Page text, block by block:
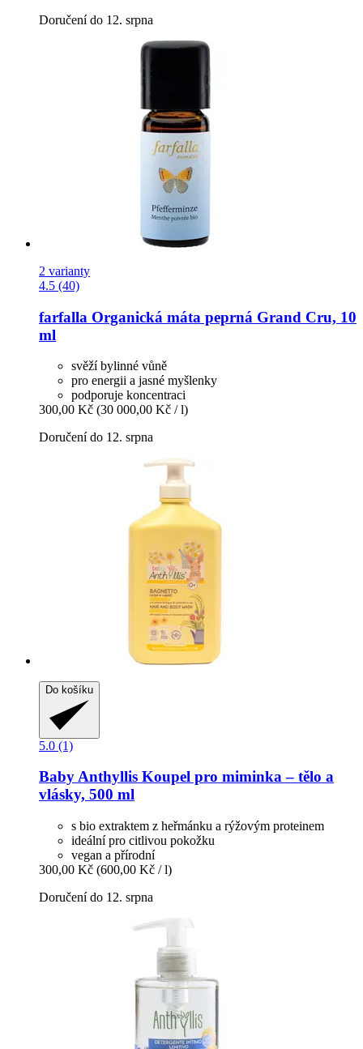
Doručení do 12. srpna
2 varianty
4.5 (40)
farfalla Organická máta peprná Grand Cru, 10
ml
svěží bylinné vůně
pro energii a jasné myšlenky
podporuje koncentraci
300,00 Kč (30 000,00 Kč / l)
Doručení do 12. srpna
Do košíku
5.0 (1)
Baby Anthyllis Koupel pro miminka – tělo a
vlásky, 500 ml
s bio extraktem z heřmánku a rýžovým proteinem
ideální pro citlivou pokožku
vegan a přírodní
300,00 Kč (600,00 Kč / l)
Doručení do 12. srpna